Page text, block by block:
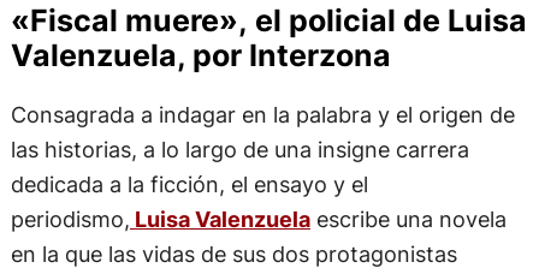
«Fiscal muere», el policial de Luisa
Valenzuela, por Interzona
Consagrada a indagar en la palabra y el origen de
las historias, a lo largo de una insigne carrera
dedicada a la ficción, el ensayo y el
periodismo, Luisa Valenzuelaescribe una novela
en la que las vidas de sus dos protagonistas